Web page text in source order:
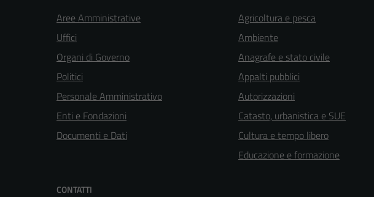
Aree Amministrative
Uffici
Organi di Governo
Politici
Personale Amministrativo
Enti e Fondazioni
Documenti e Dati
Agricoltura e pesca
Ambiente
Anagrafe e stato civile
Appalti pubblici
Autorizzazioni
Catasto, urbanistica e SUE
Cultura e tempo libero
Educazione e formazione
CONTATTI